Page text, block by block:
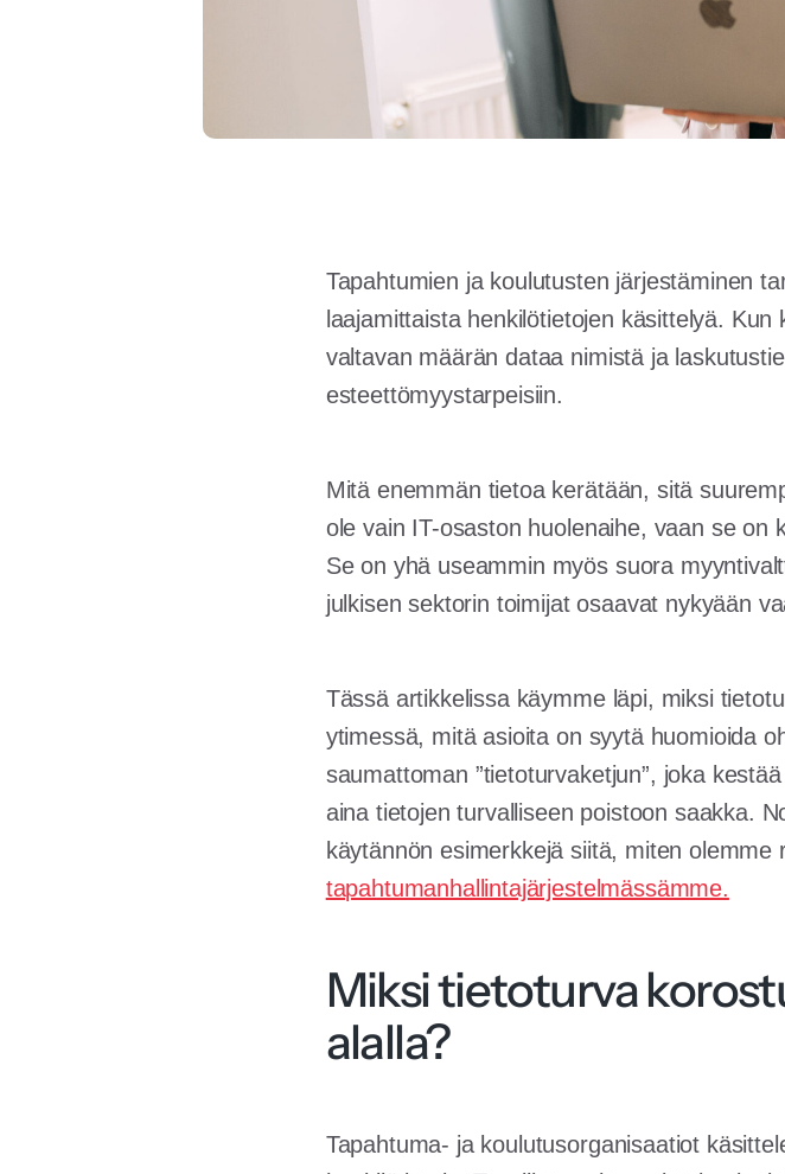
Tapahtumien ja koulutusten järjestäminen
laajamittaista henkilötietojen käsittelyä.
valtavan määrän dataa nimistä ja
esteettömyystarpeisiin.
Mitä enemmän tietoa kerätään, sitä
ole vain IT-osaston huolenaihe, vaan se on
Se on yhä useammin myös suora
julkisen sektorin toimijat osaavat nykyään
Tässä artikkelissa käymme läpi, miksi
ytimessä, mitä asioita on syytä huomioida
saumattoman ”tietoturvaketjun”, joka
aina tietojen turvalliseen poistoon saakka.
käytännön esimerkkejä siitä, miten
tapahtumanhallintajärjestelmässämme.
Miksi tietoturva
alalla?
Tapahtuma- ja koulutusorganisaatiot